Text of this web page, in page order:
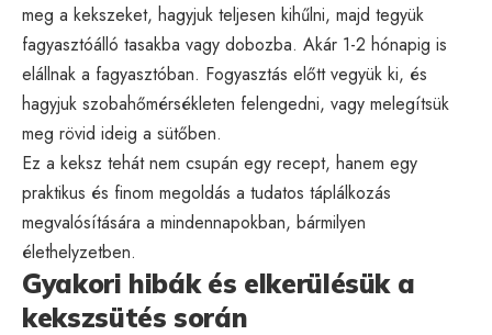
meg a kekszeket, hagyjuk teljesen kihűlni, majd tegyük
fagyasztóálló tasakba vagy dobozba. Akár 1-2 hónapig is
elállnak a fagyasztóban. Fogyasztás előtt vegyük ki, és
hagyjuk szobahőmérsékleten felengedni, vagy melegítsük
meg rövid ideig a sütőben.
Ez a keksz tehát nem csupán egy recept, hanem egy
praktikus és finom megoldás a tudatos táplálkozás
megvalósítására a mindennapokban, bármilyen
élethelyzetben.
Gyakori hibák és elkerülésük a
kekszsütés során